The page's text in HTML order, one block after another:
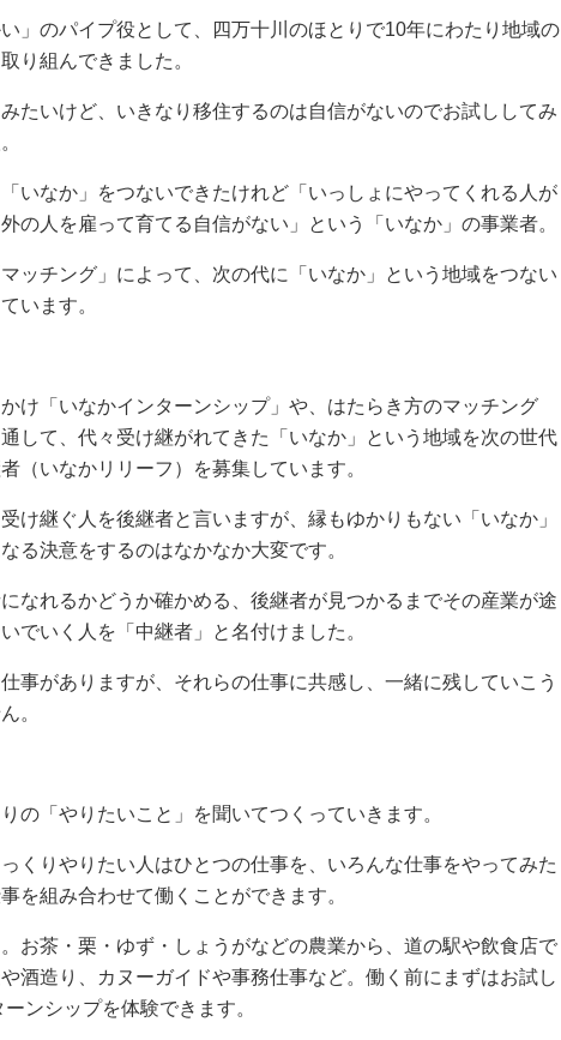
い」のパイプ役として、四万十川のほとりで10年にわたり地域の
り組んできました。
たいけど、いきなり移住するのは自信がないのでお試ししてみ
いなか」をつないできたけれど「いっしょにやってくれる人が
の人を雇って育てる自信がない」という「いなか」の事業者。
ッチング」によって、次の代に「いなか」という地域をつない
います。
け「いなかインターンシップ」や、はたらき方のマッチング
通して、代々受け継がれてきた「いなか」という地域を次の世代
（いなかリリーフ）を募集しています。
け継ぐ人を後継者と言いますが、縁もゆかりもない「いなか」
る決意をするのはなかなか大変です。
なれるかどうか確かめる、後継者が見つかるまでその産業が途
でいく人を「中継者」と名付けました。
事がありますが、それらの仕事に共感し、一緒に残していこう
。
の「やりたいこと」を聞いてつくっていきます。
くりやりたい人はひとつの仕事を、いろんな仕事をやってみた
を組み合わせて働くことができます。
お茶・栗・ゆず・しょうがなどの農業から、道の駅や飲食店で
酒造り、カヌーガイドや事務仕事など。働く前にまずはお試し
ンシップを体験できます。